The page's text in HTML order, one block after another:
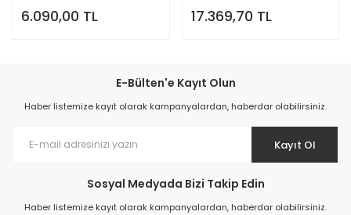
6.090,00 TL 17.369,70 TL
E-Bülten'e Kayıt Olun
Haber listemize kayıt olarak kampanyalardan, haberdar olabilirsiniz.
Kayıt Ol
Sosyal Medyada Bizi Takip Edin
Haber listemize kayıt olarak kampanyalardan, haberdar olabilirsiniz.